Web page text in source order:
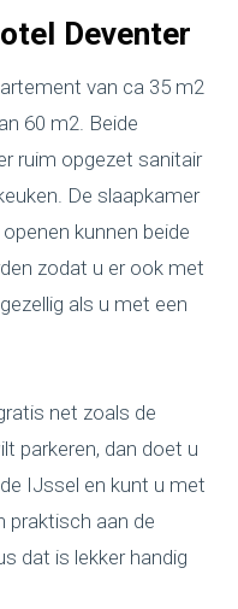
Deventer
van ca 35 m2
60 m2. Beide
ruim opgezet sanitair
De slaapkamer
kunnen beide
zodat u er ook met
als u met een
net zoals de
parkeren, dan doet u
IJssel en kunt u met
praktisch aan de
dat is lekker handig